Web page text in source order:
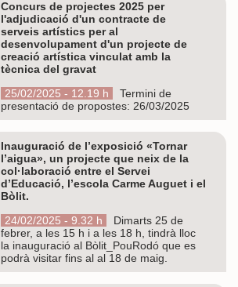
Concurs de projectes 2025 per
l'adjudicació d'un contracte de
serveis artístics per al
desenvolupament d'un projecte de
creació artística vinculat amb la
tècnica del gravat
25/02/2025 - 12.19 h
Termini de
presentació de propostes: 26/03/2025
Inauguració de l’exposició «Tornar
l’aigua», un projecte que neix de la
col·laboració entre el Servei
d’Educació, l’escola Carme Auguet i el
Bòlit.
24/02/2025 - 9.32 h
Dimarts 25 de
febrer, a les 15 h i a les 18 h, tindrà lloc
la inauguració al Bòlit_PouRodó que es
podrà visitar fins al al 18 de maig.